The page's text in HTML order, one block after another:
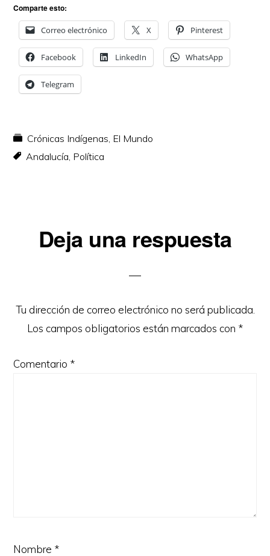
Comparte esto:
Correo electrónico X Pinterest
Facebook LinkedIn WhatsApp
Telegram
Crónicas Indígenas, El Mundo
Andalucía, Política
Interacciones
lectores
Deja una respuesta
Tu dirección de correo electrónico no será publicada.
Los campos obligatorios están marcados con *
Comentario *
Nombre *